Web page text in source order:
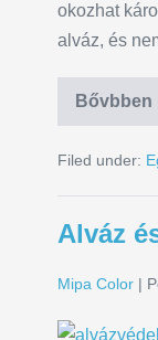
okozhat
alváz, és
Bővbben
Filed under:
Alváz
Mipa Color |